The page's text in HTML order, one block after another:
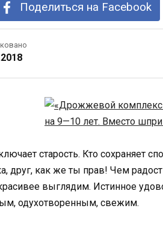
Поделиться на Facebook
старость. Кто сохраняет
друг, как же ты прав! Чем
выглядим. Истинное
одухотворенным, свежим.